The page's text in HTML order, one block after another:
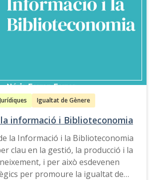
Igualtat de Gènere
la informació i Biblioteconomia
la Informació i la Biblioteconomia
clau en la gestió, la producció i la
i per això esdevenen
per promoure la igualtat de